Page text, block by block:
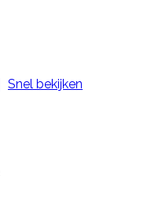
Snel bekijken